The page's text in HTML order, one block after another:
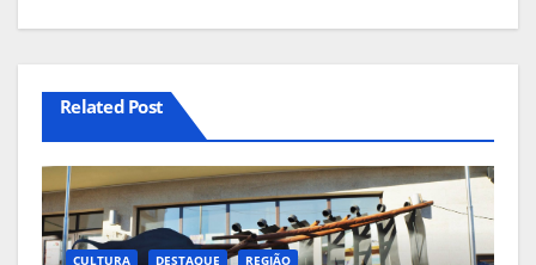
Related Post
CULTURA DESTAQUE REGIÃO